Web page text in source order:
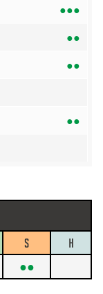
●●●
●●
●●
●●
S
H
●●